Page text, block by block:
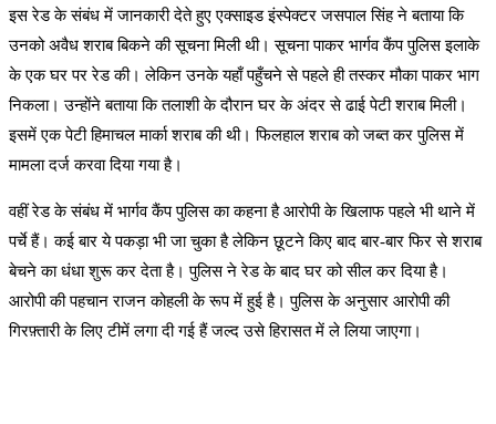
इस रेड के संबंध में जानकारी देते हुए एक्साइड इंस्पेक्टर जसपाल सिंह ने बताया कि
उनको अवैध शराब बिकने की सूचना मिली थी। सूचना पाकर भार्गव कैंप पुलिस इलाके
के एक घर पर रेड की। लेकिन उनके यहाँ पहुँचने से पहले ही तस्कर मौका पाकर भाग
निकला। उन्होंने बताया कि तलाशी के दौरान घर के अंदर से ढाई पेटी शराब मिली।
इसमें एक पेटी हिमाचल मार्का शराब की थी। फिलहाल शराब को जब्त कर पुलिस में
मामला दर्ज करवा दिया गया है।
वहीं रेड के संबंध में भार्गव कैंप पुलिस का कहना है आरोपी के खिलाफ पहले भी थाने में
पर्चे हैं। कई बार ये पकड़ा भी जा चुका है लेकिन छूटने किए बाद बार-बार फिर से शराब
बेचने का धंधा शुरू कर देता है। पुलिस ने रेड के बाद घर को सील कर दिया है।
आरोपी की पहचान राजन कोहली के रूप में हुई है। पुलिस के अनुसार आरोपी की
गिरफ़्तारी के लिए टीमें लगा दी गई हैं जल्द उसे हिरासत में ले लिया जाएगा।